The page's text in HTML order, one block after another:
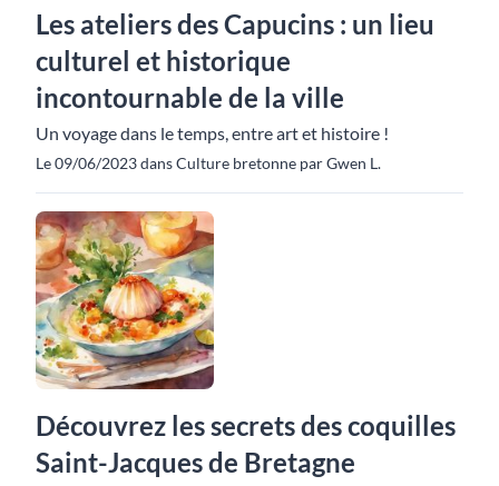
Les ateliers des Capucins : un lieu
culturel et historique
incontournable de la ville
Un voyage dans le temps, entre art et histoire !
Le 09/06/2023 dans Culture bretonne par Gwen L.
Découvrez les secrets des coquilles
Saint-Jacques de Bretagne